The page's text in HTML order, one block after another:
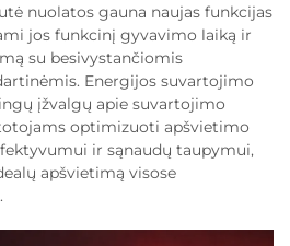
nuolatos gauna naujas funkcijas
jos funkcinį gyvavimo laiką ir
su besivystančiomis
Energijos suvartojimo
įžvalgų apie suvartojimo
optimizuoti apšvietimo
ir sąnaudų taupymui,
apšvietimą visose